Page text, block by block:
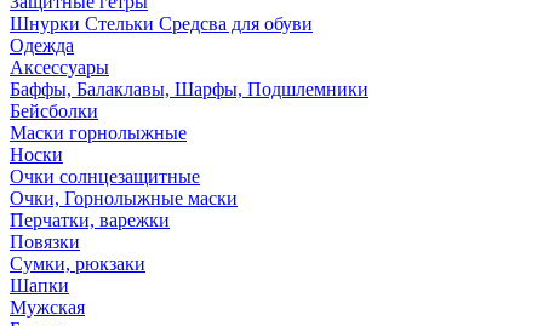
Шнурки Стельки Средсва для обуви
Одежда
Аксессуары
Баффы, Балаклавы, Шарфы, Подшлемники
Бейсболки
Маски горнолыжные
Носки
Очки солнцезащитные
Очки, Горнолыжные маски
Перчатки, варежки
Повязки
Сумки, рюкзаки
Шапки
Мужская